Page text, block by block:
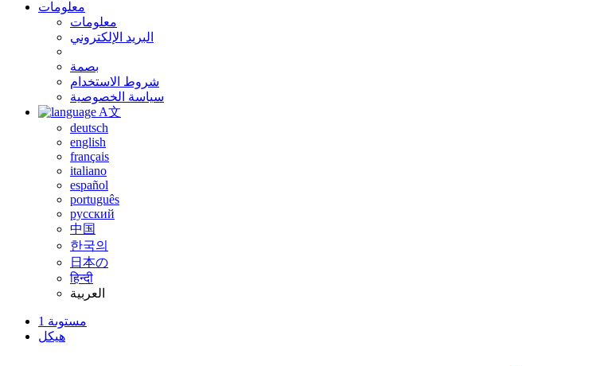
معلومات
معلومات
البريد الإلكتروني
بصمة
شروط الاستخدام
سياسة الخصوصية
A文
deutsch
english
français
italiano
español
português
русский
中国
한국의
日本の
हिन्दी
العربية
مستوىة 1
هيكل